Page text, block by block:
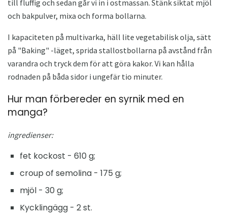
till fluffig och sedan går vi in ​​i ostmassan. Stänk siktat mjöl
och bakpulver, mixa och forma bollarna.
I kapaciteten på multivarka, häll lite vegetabilisk olja, sätt
på "Baking" -läget, sprida stallostbollarna på avstånd från
varandra och tryck dem för att göra kakor. Vi kan hålla
rodnaden på båda sidor i ungefär tio minuter.
Hur man förbereder en syrnik med en
manga?
ingredienser:
fet kockost - 610 g;
croup of semolina - 175 g;
mjöl - 30 g;
Kycklingägg - 2 st.